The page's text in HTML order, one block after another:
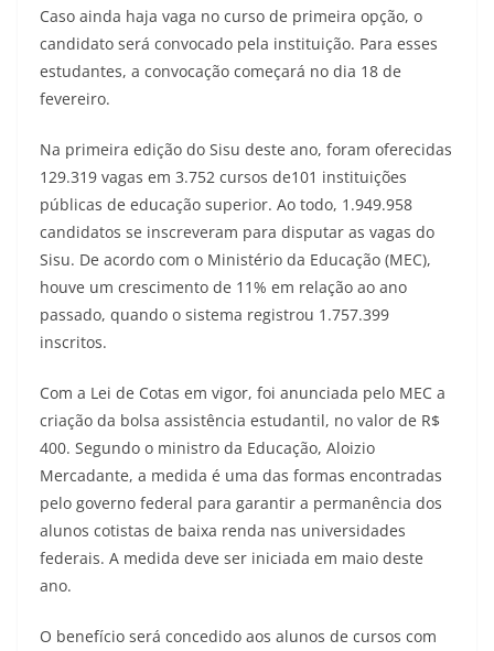
Caso ainda haja vaga no curso de primeira opção, o
candidato será convocado pela instituição. Para esses
estudantes, a convocação começará no dia 18 de
fevereiro.
Na primeira edição do Sisu deste ano, foram oferecidas
129.319 vagas em 3.752 cursos de101 instituições
públicas de educação superior. Ao todo, 1.949.958
candidatos se inscreveram para disputar as vagas do
Sisu. De acordo com o Ministério da Educação (MEC),
houve um crescimento de 11% em relação ao ano
passado, quando o sistema registrou 1.757.399
inscritos.
Com a Lei de Cotas em vigor, foi anunciada pelo MEC a
criação da bolsa assistência estudantil, no valor de R$
400. Segundo o ministro da Educação, Aloizio
Mercadante, a medida é uma das formas encontradas
pelo governo federal para garantir a permanência dos
alunos cotistas de baixa renda nas universidades
federais. A medida deve ser iniciada em maio deste
ano.
O benefício será concedido aos alunos de cursos com